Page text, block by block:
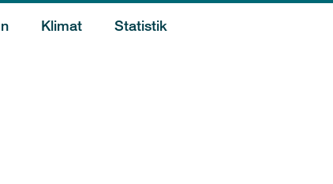
Klimat Statistik